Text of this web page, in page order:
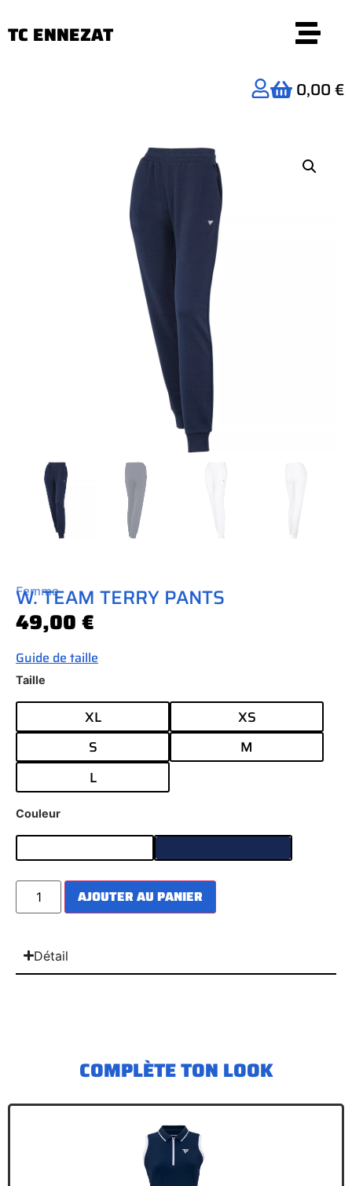
TC ENNEZAT
0,00 €
Femme
W. TEAM TERRY PANTS
49,00 €
Guide de taille
Taille
XL
XS
S
M
L
Couleur
AJOUTER AU PANIER
Détail
COMPLÈTE TON LOOK